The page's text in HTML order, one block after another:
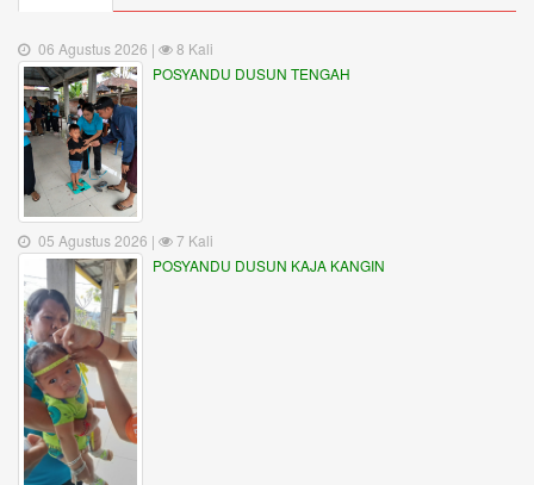
06 Agustus 2026 |
8 Kali
POSYANDU DUSUN TENGAH
05 Agustus 2026 |
7 Kali
POSYANDU DUSUN KAJA KANGIN